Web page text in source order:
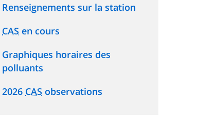
Renseignements sur la station
CAS en cours
Graphiques horaires des
polluants
2026 CAS observations